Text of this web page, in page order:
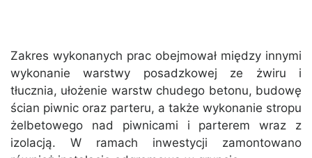
Zakres wykonanych prac obejmował między innymi
wykonanie warstwy posadzkowej ze żwiru i
tłucznia, ułożenie warstw chudego betonu, budowę
ścian piwnic oraz parteru, a także wykonanie stropu
żelbetowego nad piwnicami i parterem wraz z
izolacją. W ramach inwestycji zamontowano